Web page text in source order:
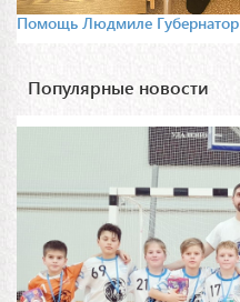
Помощь Людмиле Губернатор
Популярные новости